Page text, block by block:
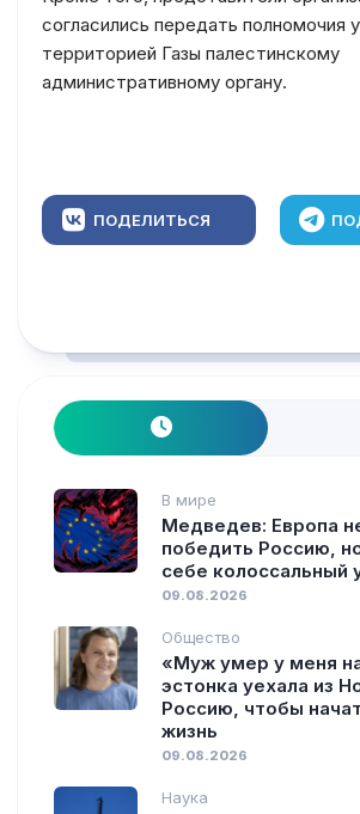
согласились передать полномочия
территорией Газы палестинскому
административному органу.
ПОДЕЛИТЬСЯ
В мире
Медведев: Европа
победить Россию,
себе колоссальный
09.08.2026
Общество
«Муж умер у меня на
эстонка уехала из
Россию, чтобы
жизнь
09.08.2026
Наука